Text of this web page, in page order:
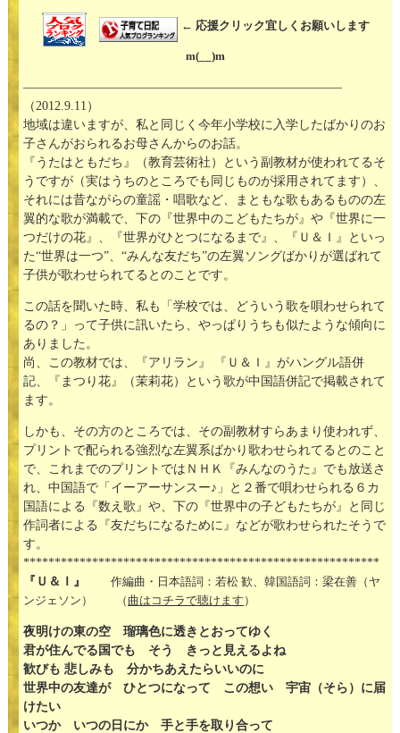
← 応援クリック宜しくお願いします
m(__)m
—————————————————————————–
（2012.9.11）
地域は違いますが、私と同じく今年小学校に入学したばかりのお
子さんがおられるお母さんからのお話。
『うたはともだち』（教育芸術社）という副教材が使われてるそ
うですが（実はうちのところでも同じものが採用されてます）、
それには昔ながらの童謡・唱歌など、まともな歌もあるものの左
翼的な歌が満載で、下の『世界中のこどもたちが』や『世界に一
つだけの花』、『世界がひとつになるまで』、『Ｕ＆Ｉ』といっ
た“世界は一つ”、“みんな友だち”の左翼ソングばかりが選ばれて
子供が歌わせられてるとのことです。
この話を聞いた時、私も「学校では、どういう歌を唄わせられて
るの？」って子供に訊いたら、やっぱりうちも似たような傾向に
ありました。
尚、この教材では、『アリラン』 『Ｕ＆Ｉ』がハングル語併
記、『まつり花』（茉莉花）という歌が中国語併記で掲載されて
ます。
しかも、その方のところでは、その副教材すらあまり使われず、
プリントで配られる強烈な左翼系ばかり歌わせられてるとのこと
で、これまでのプリントではＮＨＫ『みんなのうた』でも放送さ
れ、中国語で「イーアーサンスー♪」と２番で唄わせられる６カ
国語による『数え歌』や、下の『世界中の子どもたちが』と同じ
作詞者による『友だちになるために』などが歌わせられたそうで
す。
*********************************************************
『Ｕ＆Ｉ』
作編曲・日本語詞：若松 歓、韓国語詞：梁在善（ヤ
ンジェソン） （ 曲はコチラで聴けます ）
夜明けの東の空 瑠璃色に透きとおってゆく
君が住んでる国でも そう きっと見えるよね
歓びも 悲しみも 分かちあえたらいいのに
世界中の友達が ひとつになって この想い 宇宙（そら）に届
けたい
いつか いつの日にか 手と手を取り合って